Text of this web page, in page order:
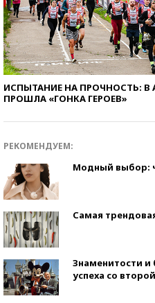
ИСПЫТАНИЕ НА ПРОЧНОСТЬ: В
ПРОШЛА «ГОНКА ГЕРОЕВ»
РЕКОМЕНДУЕМ:
Модный выбор:
Самая
Знаменитости
успеха со